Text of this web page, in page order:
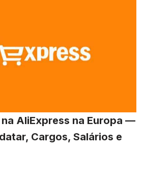
AliExpress na Europa —
Cargos, Salários e